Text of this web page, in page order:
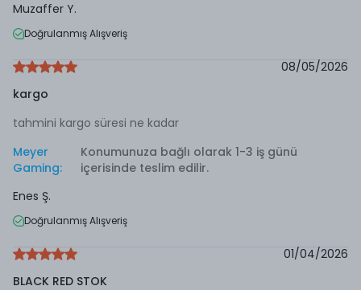
Muzaffer Y.
Doğrulanmış Alışveriş
Enes Ş.
Doğrulanmış Alışveriş
08/05/2026
kargo
tahmini kargo süresi ne kadar
Meyer
Gaming:
Konumunuza bağlı olarak 1-3 iş günü
içerisinde teslim edilir.
01/04/2026
BLACK RED STOK